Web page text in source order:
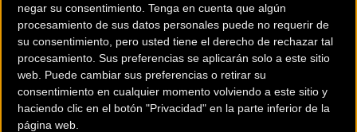
negar su consentimiento. Tenga en cuenta que algún
procesamiento de sus datos personales puede no requerir de
su consentimiento, pero usted tiene el derecho de rechazar tal
procesamiento. Sus preferencias se aplicarán solo a este sitio
web. Puede cambiar sus preferencias o retirar su
consentimiento en cualquier momento volviendo a este sitio y
haciendo clic en el botón "Privacidad" en la parte inferior de la
página web.
Young Hyup LTD El sigilo de la energía
nocturna
El diseño deYoung Hyuppara esta serie está
profundamente enraizado en las sensaciones de la
conducción urbana de alta velocidad. Su propuesta visual